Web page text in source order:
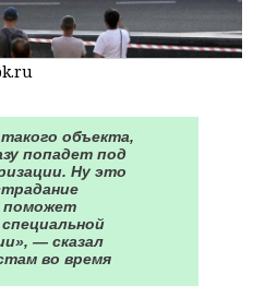
объекта,
попадет под
Ну это
поможет
— сказал
во время